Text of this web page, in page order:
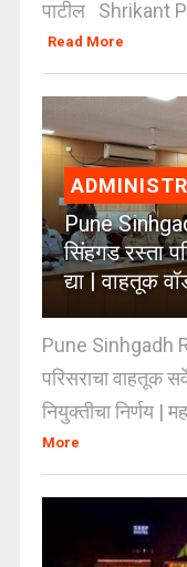
पाटील Shrikant
Read More
Pune
सिंहगड रस्ता
द्या | वाहतूक
Pune Sinhgadh
परिसराचा वाहतूक
नियुक्तीचा निर्णय |
More